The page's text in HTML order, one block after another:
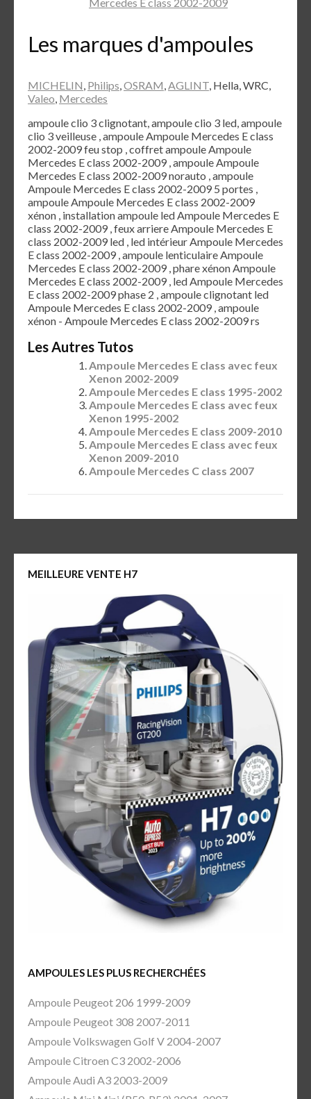
Mercedes E class 2002-2009
Les marques d'ampoules
MICHELIN, Philips,OSRAM,AGLINT, Hella, WRC,
Valeo, Mercedes
ampoule clio 3 clignotant, ampoule clio 3 led, ampoule
clio 3 veilleuse , ampoule Ampoule Mercedes E class
2002-2009 feu stop , coffret ampoule Ampoule
Mercedes E class 2002-2009 , ampoule Ampoule
Mercedes E class 2002-2009 norauto , ampoule
Ampoule Mercedes E class 2002-2009 5 portes ,
ampoule Ampoule Mercedes E class 2002-2009
xénon , installation ampoule led Ampoule Mercedes E
class 2002-2009 , feux arriere Ampoule Mercedes E
class 2002-2009 led , led intérieur Ampoule Mercedes
E class 2002-2009 , ampoule lenticulaire Ampoule
Mercedes E class 2002-2009 , phare xénon Ampoule
Mercedes E class 2002-2009 , led Ampoule Mercedes
E class 2002-2009 phase 2 , ampoule clignotant led
Ampoule Mercedes E class 2002-2009 , ampoule
xénon - Ampoule Mercedes E class 2002-2009 rs
Les Autres Tutos
Ampoule Mercedes E class avec feux
Xenon 2002-2009
Ampoule Mercedes E class 1995-2002
Ampoule Mercedes E class avec feux
Xenon 1995-2002
Ampoule Mercedes E class 2009-2010
Ampoule Mercedes E class avec feux
Xenon 2009-2010
Ampoule Mercedes C class 2007
MEILLEURE VENTE H7
AMPOULES LES PLUS RECHERCHÉES
Ampoule Peugeot 206 1999-2009
Ampoule Peugeot 308 2007-2011
Ampoule Volkswagen Golf V 2004-2007
Ampoule Citroen C3 2002-2006
Ampoule Audi A3 2003-2009